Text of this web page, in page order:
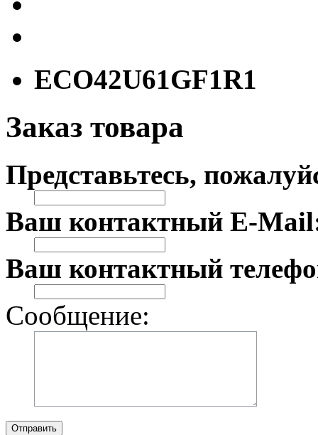
ECO42U61GF1R1
Заказ товара
Представьтесь,
Ваш контактный E-
Ваш контактный
Сообщение:
Отправить